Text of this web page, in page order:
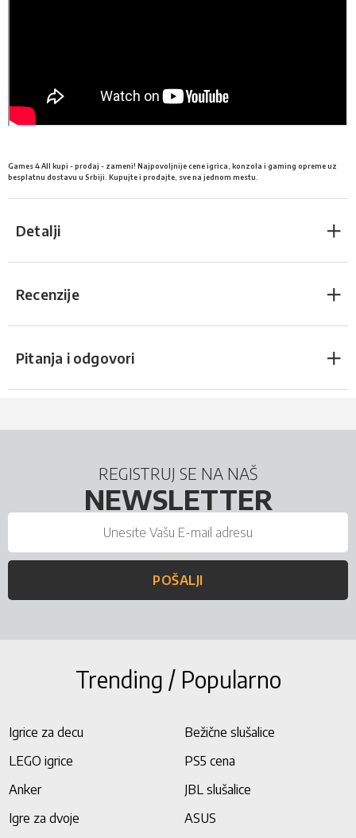
Games 4 All kupi - prodaj - zameni! Najpovoljnije cene igrica, konzola i gaming opreme uz
besplatnu dostavu u Srbiji. Kupujte i prodajte, sve na jednom mestu.
Detalji
Recenzije
Pitanja i odgovori
REGISTRUJ SE NA NAŠ
NEWSLETTER
POŠALJI
Trending / Popularno
Igrice za decu
Bežične slušalice
LEGO igrice
PS5 cena
Anker
JBL slušalice
Igre za dvoje
ASUS